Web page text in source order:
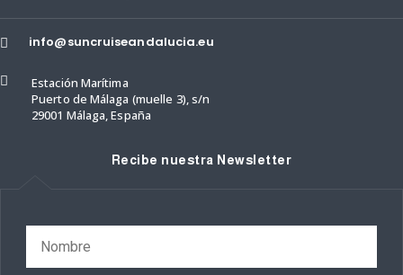
 info@suncruiseandalucia.eu

Estación Marítima
Puerto de Málaga (muelle 3), s/n
29001 Málaga, España
Recibe nuestra Newsletter